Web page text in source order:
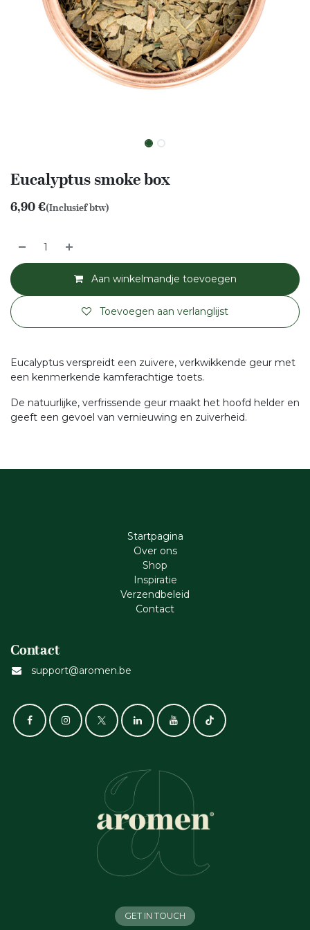
Eucalyptus smoke box
6,90€(Inclusief btw)
Aan winkelmandje toevoegen
Toevoegen aan verlanglijst
Eucalyptus verspreidt een zuivere, verkwikkende geur met
een kenmerkende kamferachtige toets.
De natuurlijke, verfrissende geur maakt het hoofd helder en
geeft een gevoel van vernieuwing en zuiverheid.
Startpagina
Ove​r​ ons
Shop
Inspiratie
Verzendbeleid
Cont​act
Contact
support@aromen.be
GET IN TOUCH